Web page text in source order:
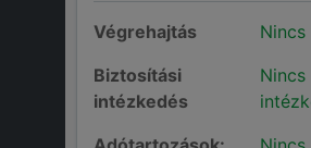
Végrehajtás
Biztosítási
intézkedés